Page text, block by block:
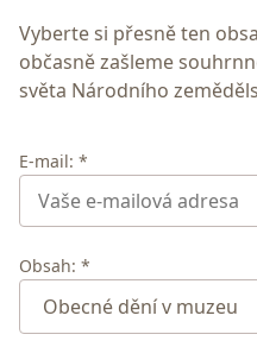
Vyberte si přesně ten
občasně zašleme
světa Národního
E-mail: *
Obsah: *